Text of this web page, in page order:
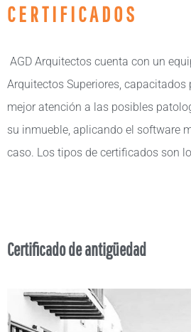
CERTIFICADOS
AGD Arquitectos cuenta con un
Arquitectos Superiores,
mejor atención a las posibles
su inmueble, aplicando el software
caso. Los tipos de certificados son
Certificado de antigüedad